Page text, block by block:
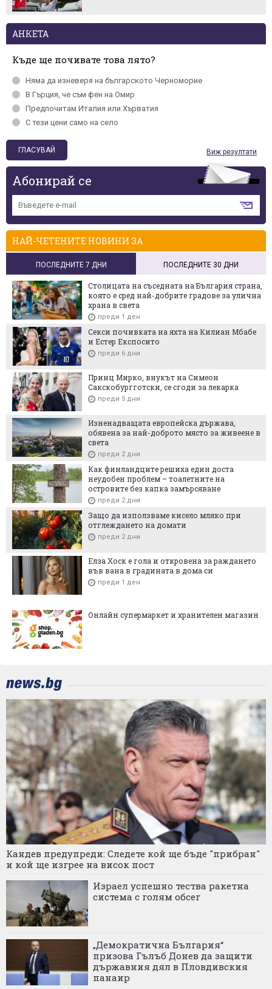
АНКЕТА
Къде ще почивате това лято?
Няма да изневеря на българското Черномориe
В Гърция, че съм фен на Омир
Предпочитам Италия или Хърватия
С тези цени само на село
Виж резултати
Абонирай се
НАЙ-ЧЕТЕНИТЕ НОВИНИ ЗА
ПОСЛЕДНИТЕ 7 ДНИ ПОСЛЕДНИТЕ 30 ДНИ
Столицата на съседната на България страна,
която е сред най-добрите градове за улична
храна в света
преди 1 ден
Секси почивката на яхта на Килиан Мбабе
и Естер Експосито
преди 6 дни
Принц Мирко, внукът на Симеон
Сакскобургготски, се сгоди за лекарка
преди 5 дни
Изненадващата европейска държава,
обявена за най-доброто място за живеене в
света
преди 2 дни
Как финландците решиха един доста
неудобен проблем – тоалетните на
островите без капка замърсяване
преди 2 дни
Защо да използваме кисело мляко при
отглеждането на домати
преди 2 дни
Елза Хоск е гола и откровена за раждането
във вана в градината в дома си
преди 1 ден
Онлайн супермаркет и хранителен магазин
Кандев предупреди: Следете кой ще бъде "прибран"
и кой ще изгрее на висок пост
Израел успешно тества ракетна
система с голям обсег
„Демократична България“
призова Гълъб Донев да защити
държавния дял в Пловдивския
панаир